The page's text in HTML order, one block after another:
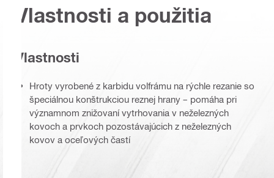
Vlastnosti a použitia
Vlastnosti
Hroty vyrobené z karbidu volfrámu na rýchle rezanie so
špeciálnou konštrukciou reznej hrany – pomáha pri
významnom znižovaní vytrhovania v neželezných
kovoch a prvkoch pozostávajúcich z neželezných
kovov a oceľových častí